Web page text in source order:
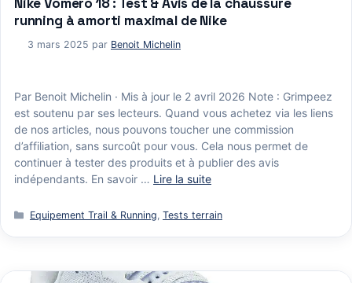
running à amorti maximal de Nike
3 mars 2025 par Benoit Michelin
Par Benoit Michelin · Mis à jour le 2 avril 2026 Note : Grimpeez
est soutenu par ses lecteurs. Quand vous achetez via les liens
de nos articles, nous pouvons toucher une commission
d’affiliation, sans surcoût pour vous. Cela nous permet de
continuer à tester des produits et à publier des avis
indépendants. En savoir … Lire la suite
Catégories
Equipement Trail & Running, Tests terrain